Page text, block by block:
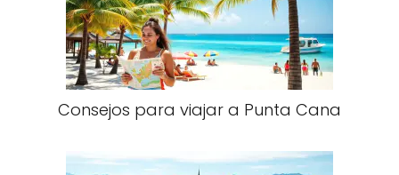
Consejos para viajar a Punta Cana​